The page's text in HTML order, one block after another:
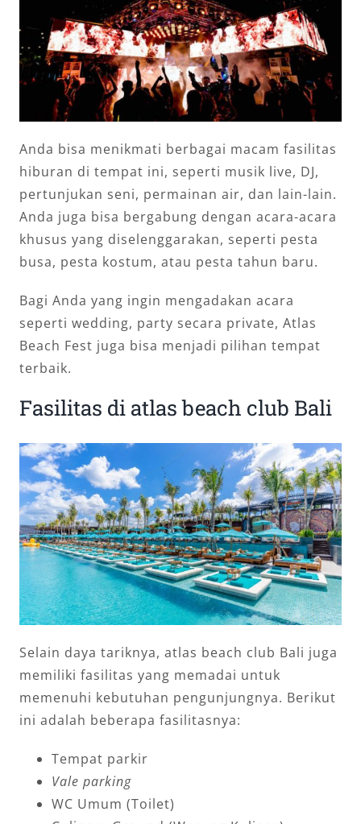
Anda bisa menikmati berbagai macam fasilitas
hiburan di tempat ini, seperti musik live, DJ,
pertunjukan seni, permainan air, dan lain-lain.
Anda juga bisa bergabung dengan acara-acara
khusus yang diselenggarakan, seperti pesta
busa, pesta kostum, atau pesta tahun baru.
Bagi Anda yang ingin mengadakan acara
seperti wedding, party secara private, Atlas
Beach Fest juga bisa menjadi pilihan tempat
terbaik.
Fasilitas di atlas beach club Bali
Selain daya tariknya, atlas beach club Bali juga
memiliki fasilitas yang memadai untuk
memenuhi kebutuhan pengunjungnya. Berikut
ini adalah beberapa fasilitasnya:
Tempat parkir
Vale parking
WC Umum (Toilet)